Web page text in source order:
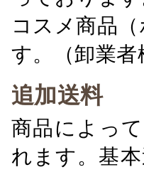
コスメ商品
す。（卸業者
追加送料
商品によっ
れます。基